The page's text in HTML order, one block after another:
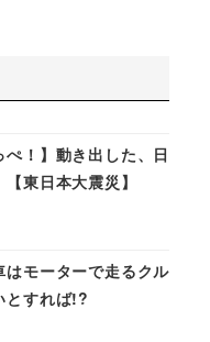
ぺ！】動き出した、日
東日本大震災】
はモーターで走るクル
とすれば!?